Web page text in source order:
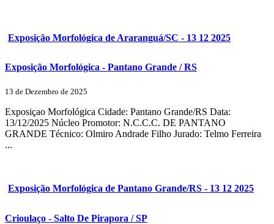
Exposição Morfológica de Araranguá/SC - 13 12 2025
Exposição Morfológica - Pantano Grande / RS
13 de Dezembro de 2025
Exposiçao Morfológica Cidade: Pantano Grande/RS Data:
13/12/2025 Núcleo Promotor: N.C.C.C. DE PANTANO
GRANDE Técnico: Olmiro Andrade Filho Jurado: Telmo Ferreira
...
Exposição Morfológica de Pantano Grande/RS - 13 12 2025
Crioulaço - Salto De Pirapora / SP